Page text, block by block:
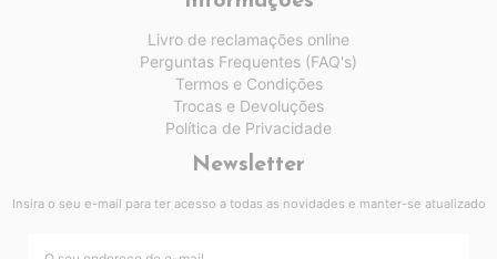
Livro de reclamações online
Perguntas Frequentes (FAQ's)
Termos e Condições
Trocas e Devoluções
Política de Privacidade
Newsletter
Insira o seu e-mail para ter acesso a todas as novidades e manter-se atualizado